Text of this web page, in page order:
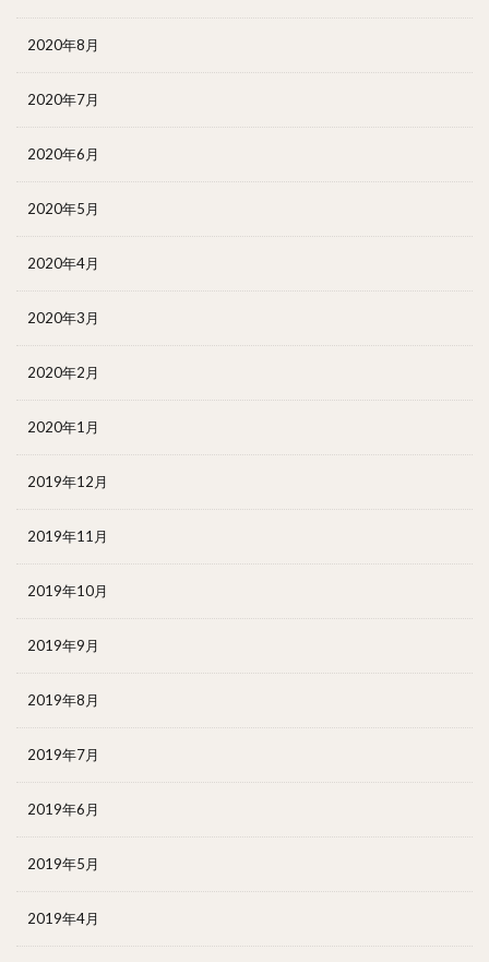
2020年8月
2020年7月
2020年6月
2020年5月
2020年4月
2020年3月
2020年2月
2020年1月
2019年12月
2019年11月
2019年10月
2019年9月
2019年8月
2019年7月
2019年6月
2019年5月
2019年4月